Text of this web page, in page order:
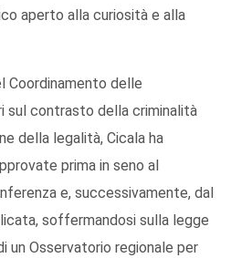
aperto alla curiosità e alla
Coordinamento delle
sul contrasto della criminalità
della legalità, Cicala ha
prima in seno al
e, successivamente, dal
soffermandosi sulla legge
un Osservatorio regionale per